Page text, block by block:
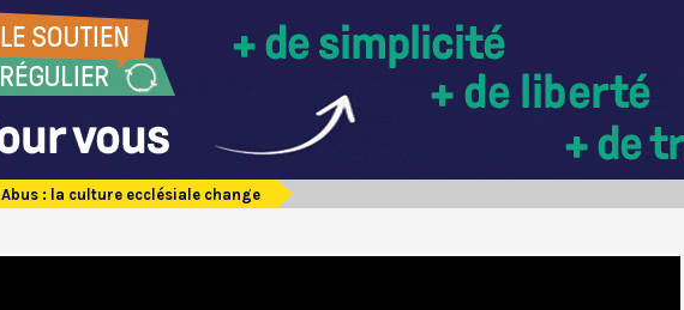
Abus : la culture ecclésiale change